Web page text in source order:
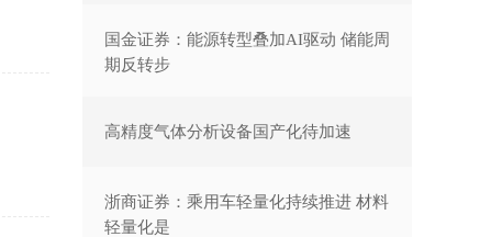
国金证券：能源转型叠加AI驱动 储能周
期反转步
高精度气体分析设备国产化待加速
浙商证券：乘用车轻量化持续推进 材料
轻量化是